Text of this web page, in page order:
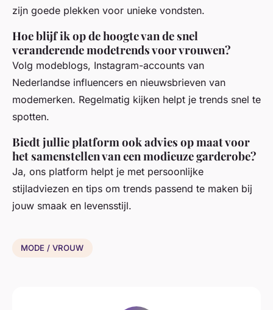
zijn goede plekken voor unieke vondsten.
Hoe blijf ik op de hoogte van de snel
veranderende modetrends voor vrouwen?
Volg modeblogs, Instagram-accounts van
Nederlandse influencers en nieuwsbrieven van
modemerken. Regelmatig kijken helpt je trends snel te
spotten.
Biedt jullie platform ook advies op maat voor
het samenstellen van een modieuze garderobe?
Ja, ons platform helpt je met persoonlijke
stijladviezen en tips om trends passend te maken bij
jouw smaak en levensstijl.
MODE / VROUW